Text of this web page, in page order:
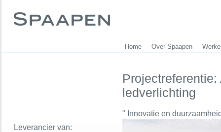
Home Over Spaapen
Leverancier van:
ledverlichting
" Innovatie en